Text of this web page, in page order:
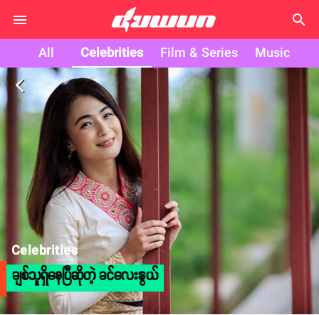
search
All Celebrities Film & Series Music
arrow_back_ios
Celebrities
ချစ်သူရှိနေပြီဆိုတဲ့ ခင်လေးနွယ်